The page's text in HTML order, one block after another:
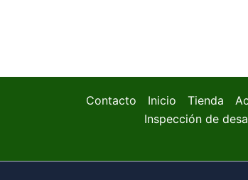
Contacto Inicio Tienda
Inspección de